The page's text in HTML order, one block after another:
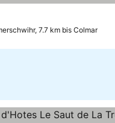
7.7 km bis Colmar